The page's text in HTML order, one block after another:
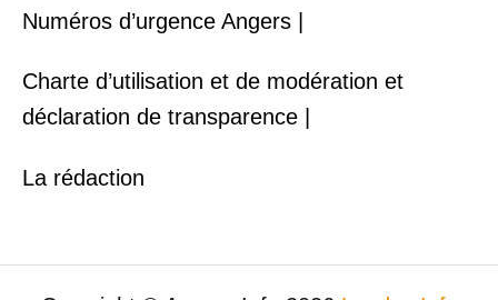
Numéros d’urgence Angers |
Charte d’utilisation et de modération et
déclaration de transparence |
La rédaction